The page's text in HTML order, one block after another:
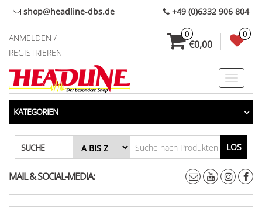
Direkt
zum
Inhalt
shop@headline-dbs.de +49 (0)6332 906 804
ANMELDEN /
REGISTRIEREN
0
€0,00
0
Toggle
KATEGORIEN
SUCHE LOS
MAIL & SOCIAL-MEDIA: